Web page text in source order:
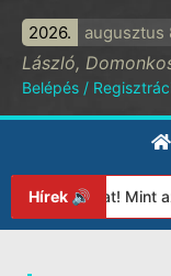
2026. augusztus
László,
Belépés /
Hírek 🔊 Mint